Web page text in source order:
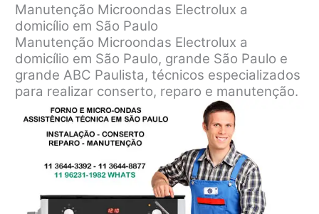
Manutenção Microondas Electrolux a
domicílio em São Paulo
Manutenção Microondas Electrolux a
domicílio em São Paulo, grande São Paulo e
grande ABC Paulista, técnicos especializados
para realizar conserto, reparo e manutenção.